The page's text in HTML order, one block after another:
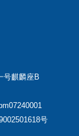
号麒麟座B
号